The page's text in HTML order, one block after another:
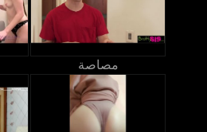
مصاصة